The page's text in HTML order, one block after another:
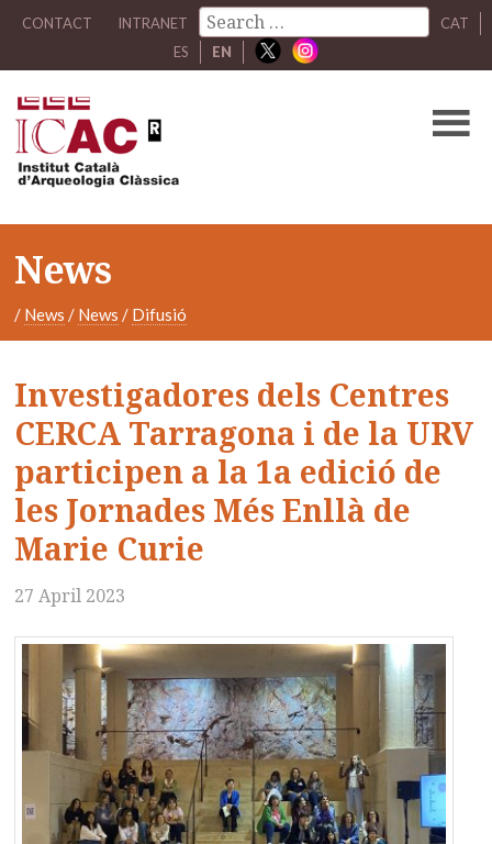
CONTACT INTRANET
CAT
ES
EN
News
/ News / News / Difusió
Investigadores dels Centres
CERCA Tarragona i de la URV
participen a la 1a edició de
les Jornades Més Enllà de
Marie Curie
27 April 2023